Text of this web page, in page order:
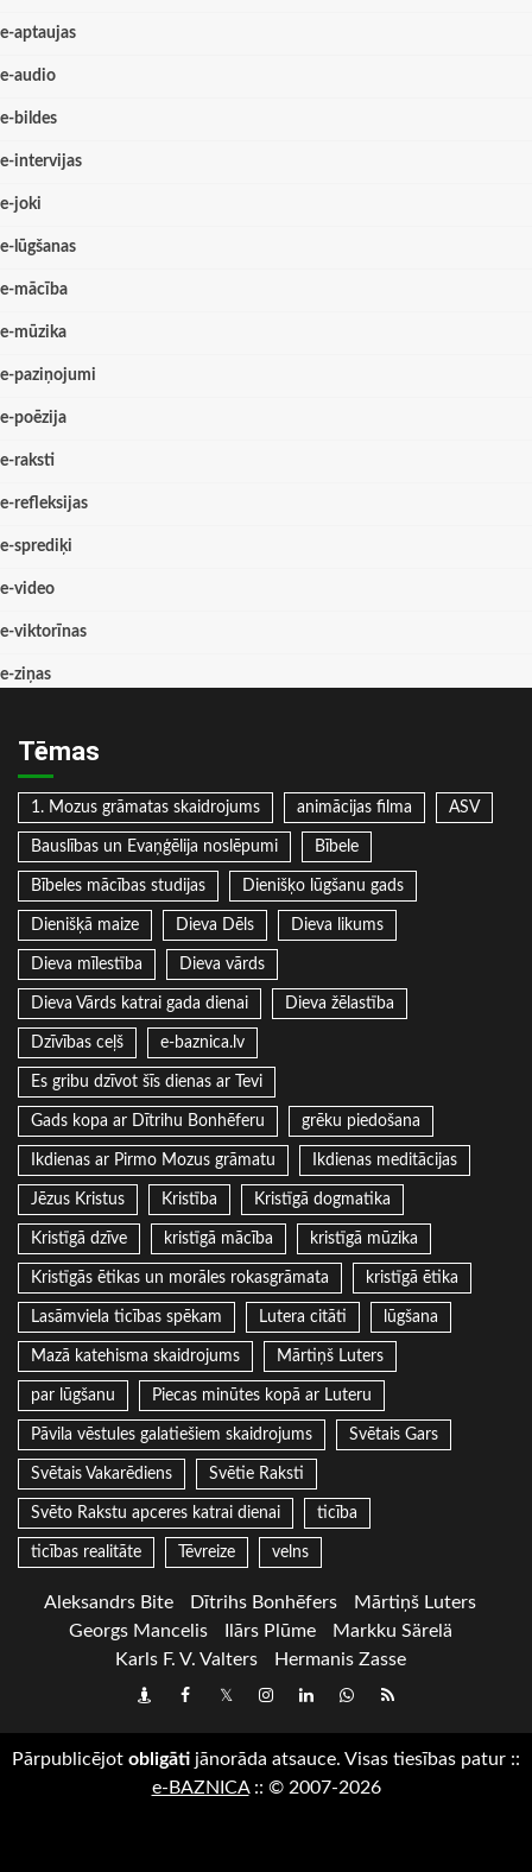
e-aptaujas
e-audio
e-bildes
e-intervijas
e-joki
e-lūgšanas
e-mācība
e-mūzika
e-paziņojumi
e-poēzija
e-raksti
e-refleksijas
e-sprediķi
e-video
e-viktorīnas
e-ziņas
Tēmas
1. Mozus grāmatas skaidrojums animācijas filma ASV
Bauslības un Evaņģēlija noslēpumi Bībele
Bībeles mācības studijas Dienišķo lūgšanu gads
Dienišķā maize Dieva Dēls Dieva likums
Dieva mīlestība Dieva vārds
Dieva Vārds katrai gada dienai Dieva žēlastība
Dzīvības ceļš e-baznica.lv
Es gribu dzīvot šīs dienas ar Tevi
Gads kopa ar Dītrihu Bonhēferu grēku piedošana
Ikdienas ar Pirmo Mozus grāmatu Ikdienas meditācijas
Jēzus Kristus Kristība Kristīgā dogmatika
Kristīgā dzīve kristīgā mācība kristīgā mūzika
Kristīgās ētikas un morāles rokasgrāmata kristīgā ētika
Lasāmviela ticības spēkam Lutera citāti lūgšana
Mazā katehisma skaidrojums Mārtiņš Luters
par lūgšanu Piecas minūtes kopā ar Luteru
Pāvila vēstules galatiešiem skaidrojums Svētais Gars
Svētais Vakarēdiens Svētie Raksti
Svēto Rakstu apceres katrai dienai ticība
ticības realitāte Tēvreize velns
Aleksandrs Bite Dītrihs Bonhēfers
Mārtiņš Luters
Georgs Mancelis
Ilārs Plūme
Markku Särelä
Karls F. V. Valters
Hermanis Zasse
DraugiemFacebook
TwitterInstagram
LinkedInwhatsapp
RSS
Pārpublicējot obligāti jānorāda atsauce. Visas tiesības patur ::
e-BAZNICA:: © 2007-2026